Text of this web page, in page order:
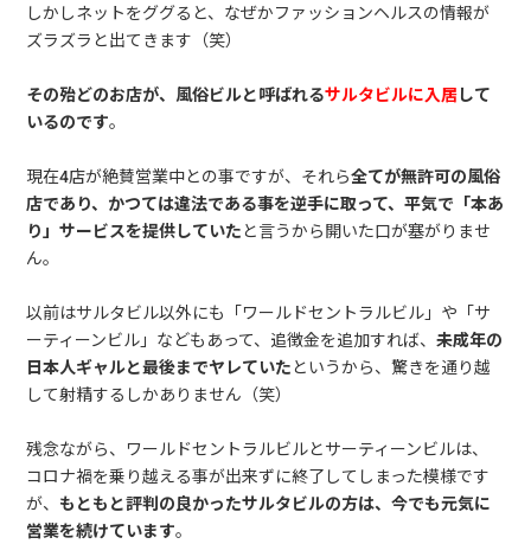
しかしネットをググると、なぜかファッションヘルスの情報が
ズラズラと出てきます（笑）
その殆どのお店が、風俗ビルと呼ばれるサルタビルに入居して
いるのです。
現在4店が絶賛営業中との事ですが、それら全てが無許可の風俗
店であり、かつては違法である事を逆手に取って、平気で「本あ
り」サービスを提供していたと言うから開いた口が塞がりませ
ん。
以前はサルタビル以外にも「ワールドセントラルビル」や「サ
ーティーンビル」などもあって、追徴金を追加すれば、未成年の
日本人ギャルと最後までヤレていたというから、驚きを通り越
して射精するしかありません（笑）
残念ながら、ワールドセントラルビルとサーティーンビルは、
コロナ禍を乗り越える事が出来ずに終了してしまった模様です
が、 もともと評判の良かったサルタビルの方は、今でも元気に
営業を続けています。